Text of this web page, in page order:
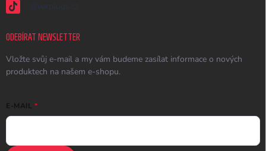
@earplugs.cz
ODEBÍRAT NEWSLETTER
Vložte svůj e-mail a my vám budeme zasílat informace o nových
produktech na našem e-shopu.
E-MAIL